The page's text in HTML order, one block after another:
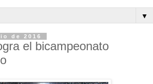
▼
de 2016
el bicampeonato